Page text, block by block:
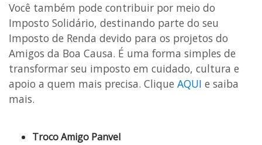
Você também pode contribuir por meio do
Imposto Solidário, destinando parte do seu
Imposto de Renda devido para os projetos do
Amigos da Boa Causa. É uma forma simples de
transformar seu imposto em cuidado, cultura e
apoio a quem mais precisa. Clique AQUI e saiba
mais.
Troco Amigo Panvel